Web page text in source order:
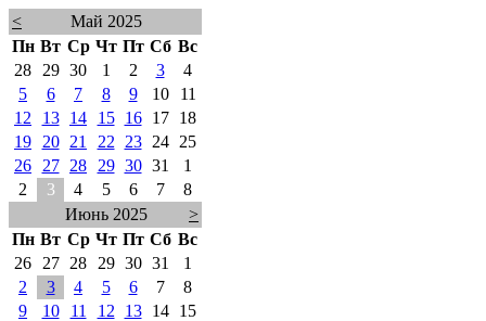
<
Май 2025
Пн Вт Ср Чт Пт Сб Вс
28
29 30 1 2 3
4
5
6 7 8 9 10
11
12
13 14 15 16 17
18
19
20 21 22 23 24
25
26
27 28 29 30 31
1
2
3 4 5 6 7
8
Июнь 2025
>
Пн Вт Ср Чт Пт Сб Вс
26
27 28 29 30 31
1
2
3 4 5 6 7
8
9
10 11 12 13 14
15